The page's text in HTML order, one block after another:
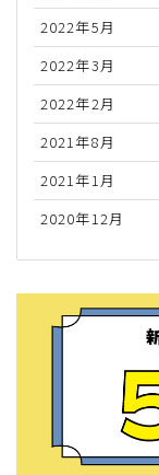
2022年5月
2022年3月
2022年2月
2021年8月
2021年1月
2020年12月